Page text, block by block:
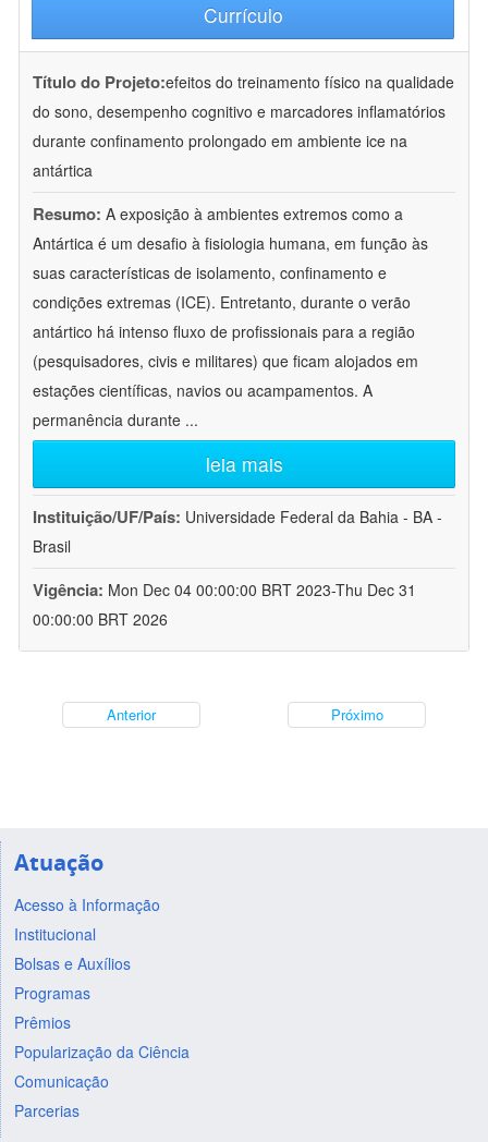
Currículo
Título do Projeto:efeitos do treinamento físico na qualidade
do sono, desempenho cognitivo e marcadores inflamatórios
durante confinamento prolongado em ambiente ice na
antártica
Resumo: A exposição à ambientes extremos como a
Antártica é um desafio à fisiologia humana, em função às
suas características de isolamento, confinamento e
condições extremas (ICE). Entretanto, durante o verão
antártico há intenso fluxo de profissionais para a região
(pesquisadores, civis e militares) que ficam alojados em
estações científicas, navios ou acampamentos. A
permanência durante ...
leia mais
Instituição/UF/País: Universidade Federal da Bahia - BA -
Brasil
Vigência: Mon Dec 04 00:00:00 BRT 2023-Thu Dec 31
00:00:00 BRT 2026
Anterior Próximo
Atuação
Acesso à Informação
Institucional
Bolsas e Auxílios
Programas
Prêmios
Popularização da Ciência
Comunicação
Parcerias